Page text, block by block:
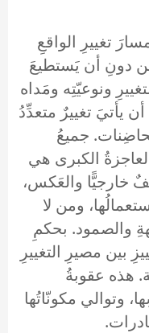
تغييرِ الواقعِ
من دونِ أن يَستطيعَ
ونوعيّتِه ومَداه
يأتيَ تغييرٌ متعدِّدُ
جميعُ
الكبرى هي
خارجيًّا والعَكس،
ومن لا
والصمود. بحكمِ
بين مصيرِ التغييرِ
هذه عقوبةُ
وتوالي مكونّاتُها